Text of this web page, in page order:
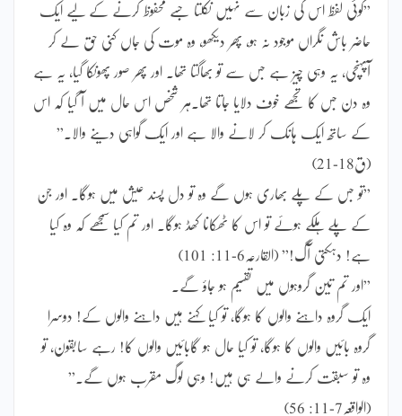
”کوئی لفظ اس کی زبان سے نہیں نکلتا جسے محفوظ کرنے کے لیے ایک
حاضر باش نگراں موجود نہ ہو، پھر دیکھو، وہ موت کی جاں کنی حق لے کر
آپہنچی، یہ وہی چیز ہے جس سے تو بھاگتا تھا۔ اور پھر صور پھونکا گیا، یہ ہے
وہ دن جس کا تجھے خوف دلایا جاتا تھا۔ہر شخص اس حال میں آ گیا کہ اس
کے ساتھ ایک ہانک کر لانے والا ہے اور ایک گواہی دینے والا۔”
(ق18-21)
”تو جس کے پلے بھاری ہوں گے وہ تو دل پسند عیش میں ہوگا۔ اور جن
کے پلے ہلکے ہوئے تو اس کا ٹھکانا کھڈ ہوگا۔ اور تم کیا سمجھے کہ وہ کیا
ہے! دہکتی آگ!” (القارعہ6-11: 101)
”اور تم تین گروہوں میں تقسیم ہو جاؤ گے۔
ایک گروہ داہنے والوں کا ہوگا، تو کیا کہنے ہیں داہنے والوں کے! دوسرا
گروہ بائیں والوں کا ہوگا، تو کیا حال ہو گابائیں والوں کا! رہے سابقون، تو
وہ تو سبقت کرنے والے ہی ہیں! وہی لوگ مقرب ہوں گے۔”
(الواقعہ7-11: 56)